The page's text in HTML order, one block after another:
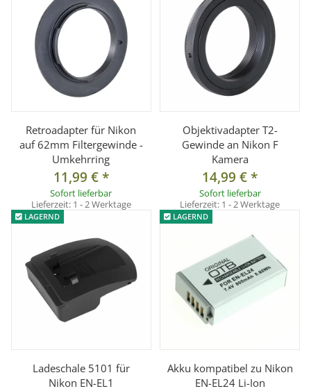
Retroadapter für Nikon
auf 62mm Filtergewinde -
Umkehrring
11,99 €*
Sofort lieferbar
Lieferzeit: 1 - 2 Werktage
Objektivadapter T2-
Gewinde an Nikon F
Kamera
14,99 €*
Sofort lieferbar
Lieferzeit: 1 - 2 Werktage
LAGERND
Ladeschale 5101 für
Nikon EN-EL1
LAGERND
Akku kompatibel zu Nikon
EN-EL24 Li-Ion